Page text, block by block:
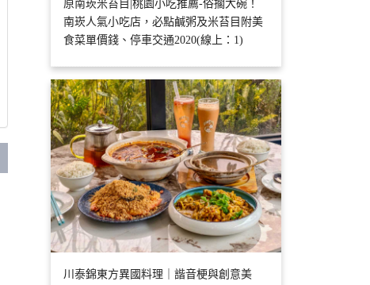
原南崁米苔目|桃園小吃推薦-俗擱大碗！
南崁人氣小吃店，必點鹹粥及米苔目附美
食菜單價錢、停車交通2020(線上：1)
川泰錦東方異國料理｜諧音梗與創意美